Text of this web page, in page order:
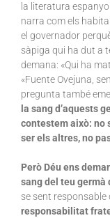
la literatura
narra com els
el governador
sàpiga qui ha dut a
demana: «Qui ha
«Fuente Ovejuna,
pregunta també
la sang d’aquests
contestem això: no
ser els altres, no
Però Déu ens
sang del teu germà
se sent responsable
responsabilitat